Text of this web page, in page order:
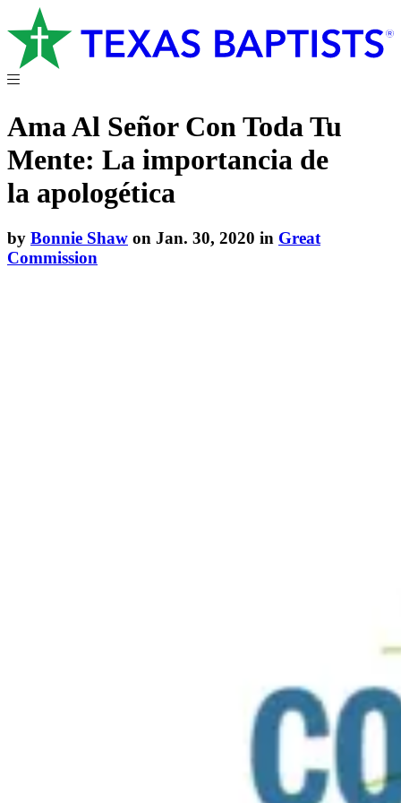
Ama Al Señor Con Toda Tu
Mente: La importancia de
la apologética
by Bonnie Shaw on Jan. 30, 2020 in Great
Commission